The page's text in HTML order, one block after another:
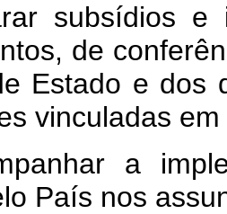
subsídios e
de
Estado e dos
vinculadas
a
País nos